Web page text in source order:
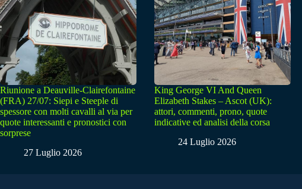
Riunione a Deauville-Clairefontaine
(FRA) 27/07: Siepi e Steeple di
spessore con molti cavalli al via per
quote interessanti e pronostici con
sorprese
27 Luglio 2026
King George VI And Queen
Elizabeth Stakes – Ascot (UK):
attori, commenti, prono, quote
indicative ed analisi della corsa
24 Luglio 2026